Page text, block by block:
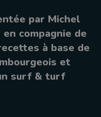
par Michel
compagnie de
à base de
et
surf & turf